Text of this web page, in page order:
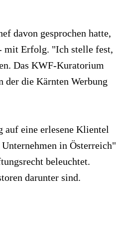
davon gesprochen hatte,
mit Erfolg. "Ich stelle fest,
Das KWF-Kuratorium
der die Kärnten Werbung
eine erlesene Klientel
in Österreich"
beleuchtet.
darunter sind.